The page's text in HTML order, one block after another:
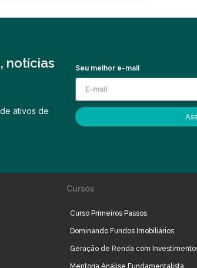
notícias
ativos de
Seu melhor e-mail
Cursos
Curso Primeiros Passos
Dominando Fundos Imobiliários
Geração de Renda com